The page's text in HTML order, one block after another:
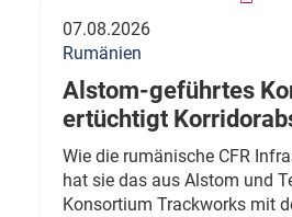
07.08.2026
Rumänien
Alstom-geführtes
ertüchtigt
Wie die rumänische CFR
hat sie das aus Alstom und
Konsortium Trackworks mit